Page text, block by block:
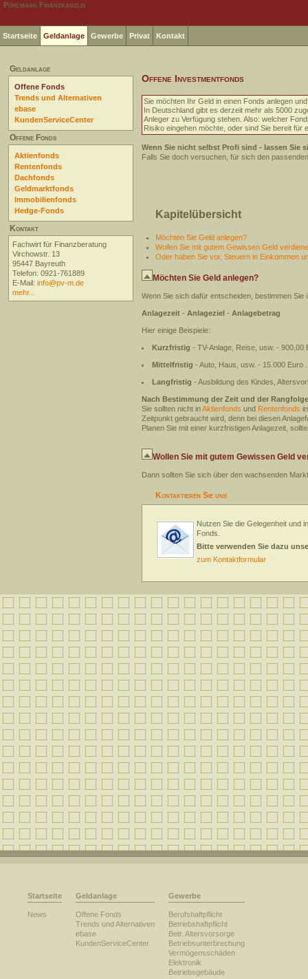
Pöhlmann Finanzkanzlei
Startseite Geldanlage Gewerbe Privat Kontakt
Geldanlage
Offene Fonds
Trends und Alternativen
ebase
KundenServiceCenter
Offene Fonds
Aktienfonds
Rentenfonds
Dachfonds
Geldmarktfonds
Immobilienfonds
Hedge-Fonds
Kontakt
Fachwirt für Finanzberatung
Virchowstr. 13
95447 Bayreuth
Telefon: 0921-761889
E-Mail: info@pv-m.de
mehr...
Offene Investmentfonds
Sie möchten Ihr Geld in einen Fonds anlegen
In Deutschland gibt es derzeit mehr als 5000
Anleger zu Verfügung stehen. Also: welcher
Risiko eingehen möchte, oder sind Sie bereit für
Wenn Sie nicht selbst Profi sind - lassen Sie
Falls Sie doch versuchen, für sich den
Kapitelübersicht
Möchten Sie Geld anlegen?
Wollen Sie mit gutem Gewissen Geld
Oder haben Sie vor, Steuern in Einkommen
Möchten Sie Geld anlegen?
Wenn Sie sich dafür entscheiden, bestimmen Sie
Anlagezeit - Anlageziel - Anlagebetrag
Hier einige Beispiele:
Kurzfristig - TV-Anlage, Reise, usw. - 900,00
Mittelfristig - Auto, Haus, usw. - 15.000 Euro
Langfristig - Ausbildung des Kindes,
Nach Bestimmung der Zeit und der
Sie sollten nicht inAktienfonds und Rentenfonds
Zeitpunkt gebraucht wird, denn bei diesen
Planen Sie mit einer kurzfristigen Anlagezeit,
Wollen Sie mit gutem Gewissen Geld
Dann sollten Sie sich über den wachsenden
Kontaktieren Sie uns
Nutzen Sie die Gelegenheit und
Fonds.
Bitte verwenden Sie dazu
zum Kontaktformular
Startseite
News
Geldanlage
Offene Fonds
Trends und Alternativen
ebase
KundenServiceCenter
Gewerbe
Berufshaftpflicht
Betriebshaftpflicht
Betr. Altersvorsorge
Betriebsunterbrechung
Vermögensschäden
Elektronik
Betriebsgebäude